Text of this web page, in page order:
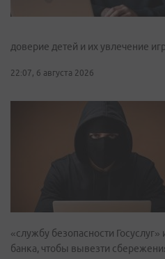
доверие детей и их увлечение
22:07, 6 августа 2026
«службу безопасности
банка, чтобы вывезти